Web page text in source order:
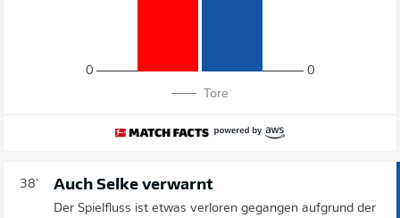
0
0
Tore
38' Auch Selke verwarnt
Der Spielfluss ist etwas verloren gegangen aufgrund der